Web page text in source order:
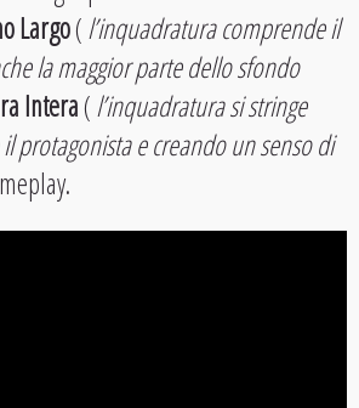
Largo(l’inquadratura comprende il
la maggior parte dello sfondo
Intera(l’inquadratura si stringe
protagonista e creando un senso di